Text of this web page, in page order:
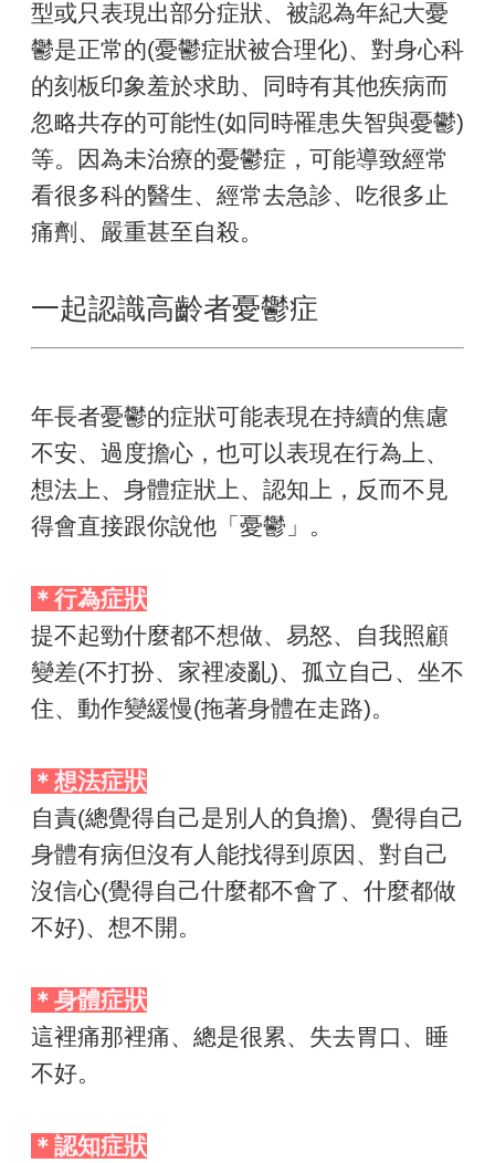
型或只表現出部分症狀、被認為年紀大憂
鬱是正常的(憂鬱症狀被合理化)、對身心科
的刻板印象羞於求助、同時有其他疾病而
忽略共存的可能性(如同時罹患失智與憂鬱)
等。因為未治療的憂鬱症，可能導致經常
看很多科的醫生、經常去急診、吃很多止
痛劑、嚴重甚至自殺。
一起認識高齡者憂鬱症
年長者憂鬱的症狀可能表現在持續的焦慮
不安、過度擔心，也可以表現在行為上、
想法上、身體症狀上、認知上，反而不見
得會直接跟你說他「憂鬱」。
＊行為症狀
提不起勁什麼都不想做、易怒、自我照顧
變差(不打扮、家裡凌亂)、孤立自己、坐不
住、動作變緩慢(拖著身體在走路)。
＊想法症狀
自責(總覺得自己是別人的負擔)、覺得自己
身體有病但沒有人能找得到原因、對自己
沒信心(覺得自己什麼都不會了、什麼都做
不好)、想不開。
＊身體症狀
這裡痛那裡痛、總是很累、失去胃口、睡
不好。
＊認知症狀